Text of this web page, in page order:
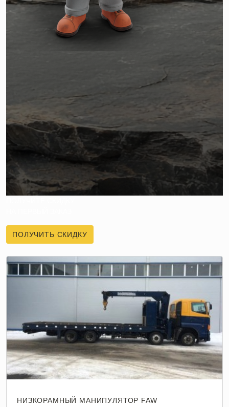
ПОЛУЧИТЬ СКИДКУ
НИЗКОРАМНЫЙ МАНИПУЛЯТОР FAW